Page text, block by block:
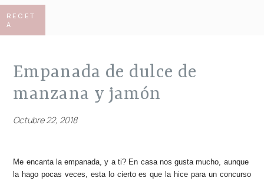
RECET
A
empanada de dulce de
manzana y jamón
Octubre 22, 2018
Me encanta la empanada, y a ti? En casa nos gusta mucho, aunque
la hago pocas veces, esta lo cierto es que la hice para un concurso